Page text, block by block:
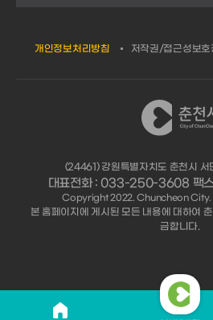
개인정보처리방침 저작권/접근성보호
(24461) 강원특별자치도 춘천시 서
대표전화 : 033-250-3608
Copyright 2022. Chuncheon
본 홈페이지에 게시된 모든 내용에 대하여
금합니다.